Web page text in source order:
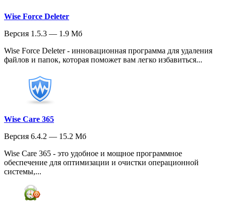
Wise Force Deleter
Версия 1.5.3 — 1.9 Мб
Wise Force Deleter - инновационная программа для удаления
файлов и папок, которая поможет вам легко избавиться...
Wise Care 365
Версия 6.4.2 — 15.2 Мб
Wise Care 365 - это удобное и мощное программное
обеспечение для оптимизации и очистки операционной
системы,...